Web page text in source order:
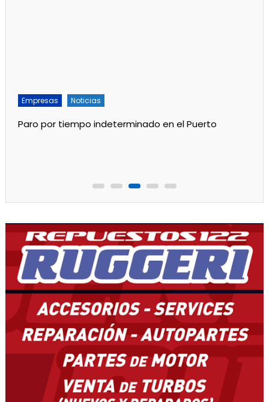
Empresas Noticias
Paro por tiempo indeterminado en el Puerto